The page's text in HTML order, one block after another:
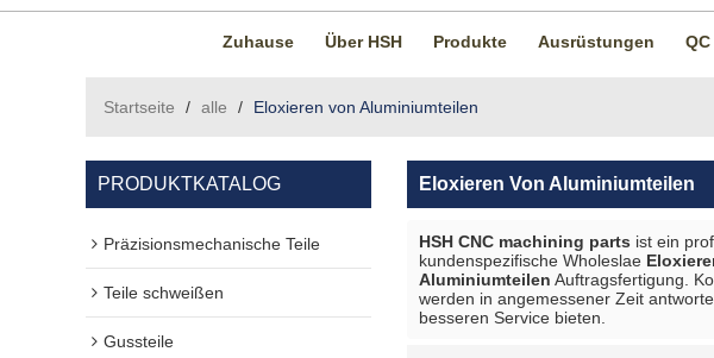
Zuhause Über HSH Produkte Ausrüstungen QC
Startseite / alle / Eloxieren von Aluminiumteilen
PRODUKTKATALOG
Präzisionsmechanische Teile
Teile schweißen
Gussteile
Eloxieren Von Aluminiumteilen
HSH CNC machining parts ist ein
kundenspezifische Wholeslae
Aluminiumteilen Auftragsfertigung.
werden in angemessener Zeit
besseren Service bieten.